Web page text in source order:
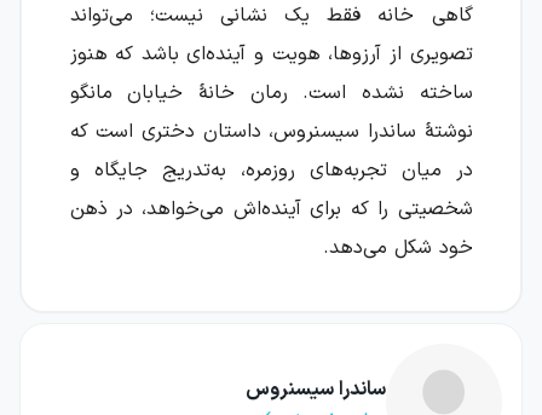
گاهی خانه فقط یک نشانی نیست؛ می‌تواند
تصویری از آرزوها، هویت و آینده‌ای باشد که هنوز
ساخته نشده است. رمان خانهٔ خیابان مانگو
نوشتهٔ ساندرا سیسنروس، داستان دختری است که
در میان تجربه‌های روزمره، به‌تدریج جایگاه و
شخصیتی را که برای آینده‌اش می‌خواهد، در ذهن
خود شکل می‌دهد.
خیابان مانگو فقط روایت روزهای کودکی نیست؛
ساندرا سیسنروس